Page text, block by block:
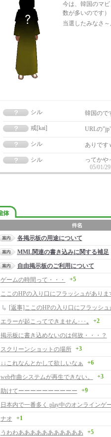
今は、韓国のマ
数が多いのです）
当選したみなさ
シル 韓国ので
戒[kai] URLの
シル ありです
シル
ってかや
05/01/
各掲示板の用途について
MML関連の書き込みに関する補足
自由掲示板のご利用について
ゲームの時間って・・・
+5
ここのHPの入り口にフラッシュがありま
エラーが起こってできません･･･｡ +2
掲示板に書き込めないのは何故・・・？
スクリーンショットの場所 +3
↓↓これなんとかして欲しいなぁ +6
web作曲システムが再生できない。 +3
助けてーーーーーーーーーー +9
ナオ +1
うわわあああああああああああ +5